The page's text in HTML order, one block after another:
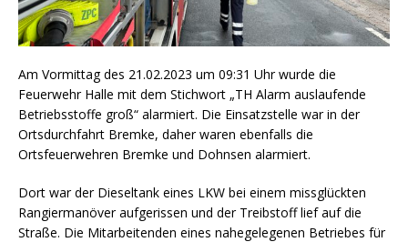
Am Vormittag des 21.02.2023 um 09:31 Uhr wurde die
Feuerwehr Halle mit dem Stichwort „TH Alarm auslaufende
Betriebsstoffe groß“ alarmiert. Die Einsatzstelle war in der
Ortsdurchfahrt Bremke, daher waren ebenfalls die
Ortsfeuerwehren Bremke und Dohnsen alarmiert.
Dort war der Dieseltank eines LKW bei einem missglückten
Rangiermanöver aufgerissen und der Treibstoff lief auf die
Straße. Die Mitarbeitenden eines nahegelegenen Betriebes für